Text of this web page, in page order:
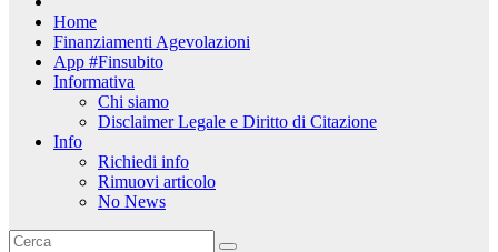
Home
Finanziamenti Agevolazioni
App #Finsubito
Informativa
Chi siamo
Disclaimer Legale e Diritto di Citazione
Info
Richiedi info
Rimuovi articolo
No News